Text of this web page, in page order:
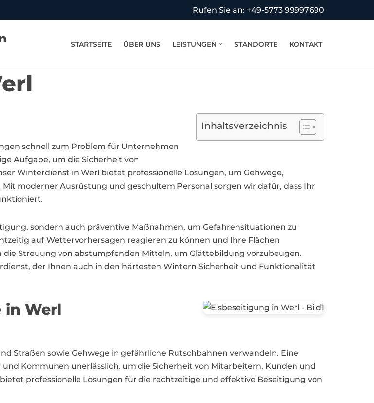
Rufen Sie an: +49-5773 99997690
STARTSEITE ÜBER UNS LEISTUNGEN STANDORTE KONTAKT
Inhaltsverzeichnis
schnell zum Problem für Unternehmen
Aufgabe, um die Sicherheit von
Winterdienst in Werl bietet professionelle Lösungen, um Gehwege,
moderner Ausrüstung und geschultem Personal sorgen wir dafür, dass Ihr
sondern auch präventive Maßnahmen, um Gefahrensituationen zu
auf Wettervorhersagen reagieren zu können und Ihre Flächen
Streuung von abstumpfenden Mitteln, um Glättebildung vorzubeugen.
der Ihnen auch in den härtesten Wintern Sicherheit und Funktionalität
in Werl
Straßen sowie Gehwege in gefährliche Rutschbahnen verwandeln. Eine
Kommunen unerlässlich, um die Sicherheit von Mitarbeitern, Kunden und
professionelle Lösungen für die rechtzeitige und effektive Beseitigung von